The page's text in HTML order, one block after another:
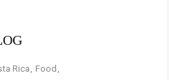
Rica
Food